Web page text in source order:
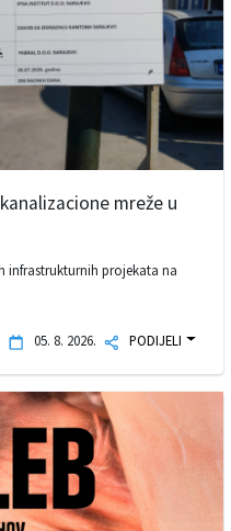
mreže u
infrastrukturnih projekata na
05. 8. 2026. PODIJELI